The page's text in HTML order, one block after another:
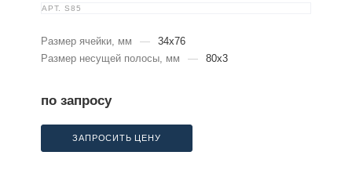
АРТ. S85
Размер ячейки, мм —
34x76
Размер несущей полосы, мм
— 80x3
по запросу
ЗАПРОСИТЬ ЦЕНУ